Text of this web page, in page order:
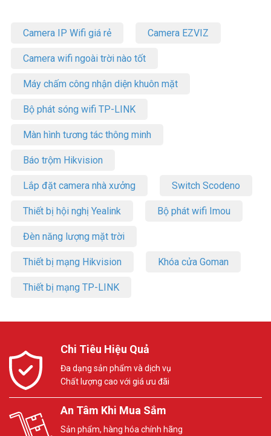
Camera IP Wifi giá rẻ Camera EZVIZ
Camera wifi ngoài trời nào tốt
Máy chấm công nhận diện khuôn mặt
Bộ phát sóng wifi TP-LINK
Màn hình tương tác thông minh
Báo trộm Hikvision
Lắp đặt camera nhà xưởng Switch Scodeno
Thiết bị hội nghị Yealink Bộ phát wifi Imou
Đèn năng lượng mặt trời
Thiết bị mạng Hikvision Khóa cửa Goman
Thiết bị mạng TP-LINK
Chi Tiêu Hiệu Quả
Đa dạng sản phẩm và dịch vụ
Chất lượng cao với giá ưu đãi
An Tâm Khi Mua Sắm
Sản phẩm, hàng hóa chính hãng